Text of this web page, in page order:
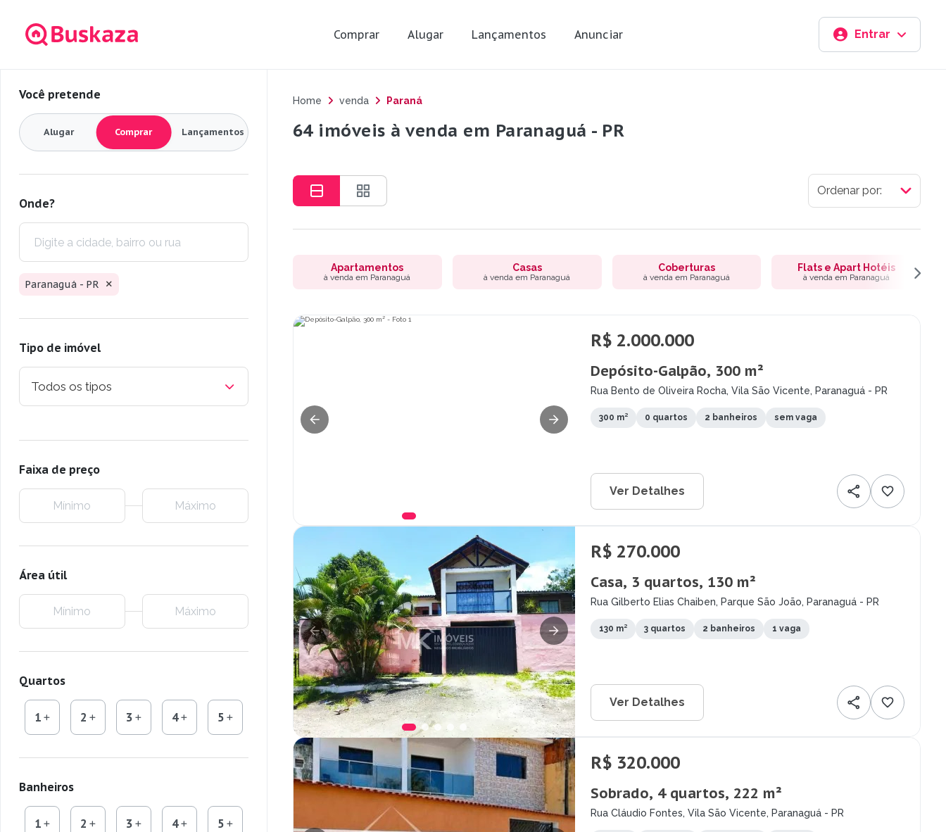
Comprar Alugar Lançamentos Anunciar Entrar
Você pretende
Alugar Comprar Lançamentos
Onde?
Paranaguá - PR
Tipo de imóvel
Todos os tipos
Faixa de preço
Área útil
Quartos
1 2 3 4 5
Banheiros
1 2 3 4 5
Home venda Paraná
64 imóveis à venda em Paranaguá - PR
Apartamentos
à venda em Paranaguá
Casas
à venda em Paranaguá
Coberturas
à venda em Paranaguá
Flats e Apart Hotéis
à venda em Paranaguá
R$ 2.000.000
Depósito-Galpão, 300 m²
Rua Bento de Oliveira Rocha, Vila São Vicente, Paranaguá - PR
300 m² 0 quartos 2 banheiros sem vaga
Ver Detalhes
R$ 270.000
Casa, 3 quartos, 130 m²
Rua Gilberto Elias Chaiben, Parque São João, Paranaguá - PR
130 m² 3 quartos 2 banheiros 1 vaga
Ver Detalhes
R$ 320.000
Sobrado, 4 quartos, 222 m²
Rua Cláudio Fontes, Vila São Vicente, Paranaguá - PR